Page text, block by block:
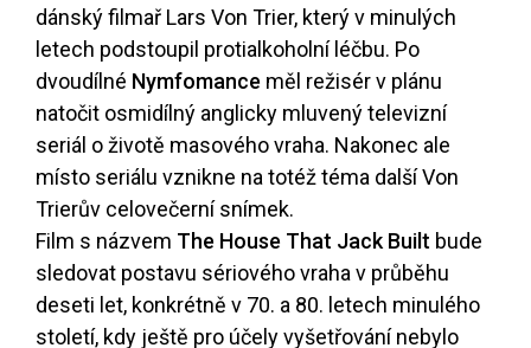
dánský filmař Lars Von Trier, který v minulých
letech podstoupil protialkoholní léčbu. Po
dvoudílné Nymfomance měl režisér v plánu
natočit osmidílný anglicky mluvený televizní
seriál o životě masového vraha. Nakonec ale
místo seriálu vznikne na totéž téma další Von
Trierův celovečerní snímek.
Film s názvem The House That Jack Built bude
sledovat postavu sériového vraha v průběhu
deseti let, konkrétně v 70. a 80. letech minulého
století, kdy ještě pro účely vyšetřování nebylo